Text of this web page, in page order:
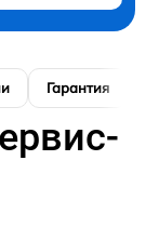
Гарантия